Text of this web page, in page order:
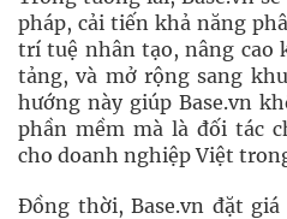
pháp, cải tiến khả năng
trí tuệ nhân tạo, nâng cao
tảng, và mở rộng sang
hướng này giúp Base.vn
phần mềm mà là đối tác
cho doanh nghiệp Việt
Đồng thời, Base.vn đặt